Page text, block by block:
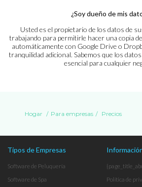
¿Soy dueño de mis
Usted es el propietario de los datos de
trabajando para permitirle hacer una copia
automáticamente con Google Drive o
tranquilidad adicional. Sabemos que los
esencial para cualquier
Hogar / Para empresas / Precios
Tipos de Empresas
Software de Peluquería
Software de Spa
Política de